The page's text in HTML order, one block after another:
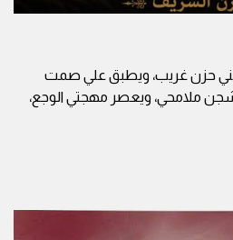
حزن غريب، ويطبق علي صمت
ملامحي، ويعصر مهجتي الوجع،